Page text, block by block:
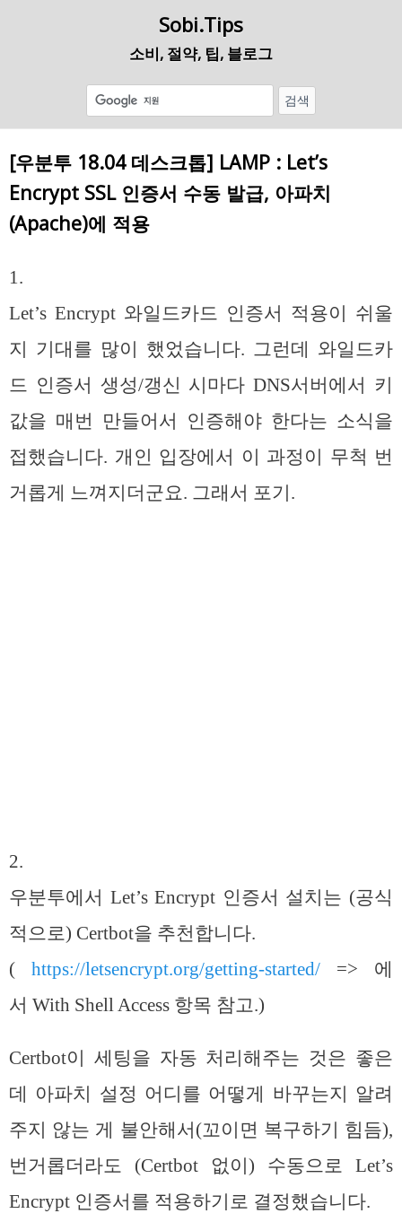
Sobi.Tips
소비, 절약, 팁, 블로그
[우분투 18.04 데스크톱] LAMP : Let’s
Encrypt SSL 인증서 수동 발급, 아파치
(Apache)에 적용
1.
Let’s Encrypt 와일드카드 인증서 적용이 쉬울
지 기대를 많이 했었습니다. 그런데 와일드카
드 인증서 생성/갱신 시마다 DNS서버에서 키
값을 매번 만들어서 인증해야 한다는 소식을
접했습니다. 개인 입장에서 이 과정이 무척 번
거롭게 느껴지더군요. 그래서 포기.
2.
우분투에서 Let’s Encrypt 인증서 설치는 (공식
적으로) Certbot을 추천합니다.
( https://letsencrypt.org/getting-started/ => 에
서 With Shell Access 항목 참고.)
Certbot이 세팅을 자동 처리해주는 것은 좋은
데 아파치 설정 어디를 어떻게 바꾸는지 알려
주지 않는 게 불안해서(꼬이면 복구하기 힘듬),
번거롭더라도 (Certbot 없이) 수동으로 Let’s
Encrypt 인증서를 적용하기로 결정했습니다.